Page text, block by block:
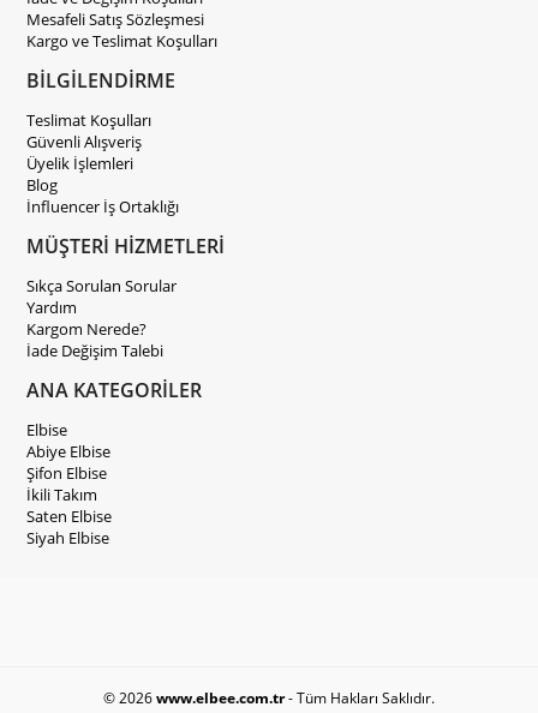
Mesafeli Satış Sözleşmesi
Kargo ve Teslimat Koşulları
BİLGİLENDİRME
Teslimat Koşulları
Güvenli Alışveriş
Üyelik İşlemleri
Blog
İnfluencer İş Ortaklığı
MÜŞTERİ HİZMETLERİ
Sıkça Sorulan Sorular
Yardım
Kargom Nerede?
İade Değişim Talebi
ANA KATEGORİLER
Elbise
Abiye Elbise
Şifon Elbise
İkili Takım
Saten Elbise
Siyah Elbise
© 2026www.elbee.com.tr- Tüm Hakları Saklıdır.